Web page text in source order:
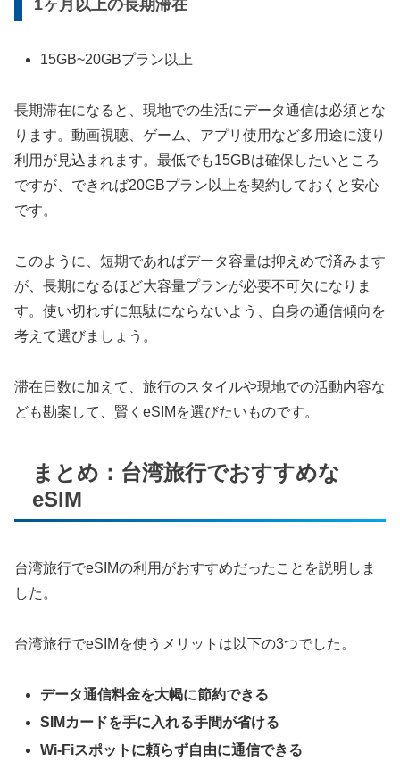
1ヶ月以上の長期滞在
15GB~20GBプラン以上
長期滞在になると、現地での生活にデータ通信は必須とな
ります。動画視聴、ゲーム、アプリ使用など多用途に渡り
利用が見込まれます。最低でも15GBは確保したいところ
ですが、できれば20GBプラン以上を契約しておくと安心
です。
このように、短期であればデータ容量は抑えめで済みます
が、長期になるほど大容量プランが必要不可欠になりま
す。使い切れずに無駄にならないよう、自身の通信傾向を
考えて選びましょう。
滞在日数に加えて、旅行のスタイルや現地での活動内容な
ども勘案して、賢くeSIMを選びたいものです。
まとめ：台湾旅行でおすすめな
eSIM
台湾旅行でeSIMの利用がおすすめだったことを説明しま
した。
台湾旅行でeSIMを使うメリットは以下の3つでした。
データ通信料金を大幆に節約できる
SIMカードを手に入れる手間が省ける
Wi-Fiスポットに頼らず自由に通信できる